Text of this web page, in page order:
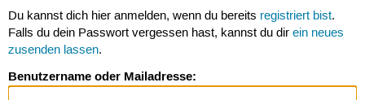
Du kannst dich hier anmelden, wenn du bereits registriert bist.
Falls du dein Passwort vergessen hast, kannst du dir ein neues
zusenden lassen.
Benutzername oder Mailadresse: